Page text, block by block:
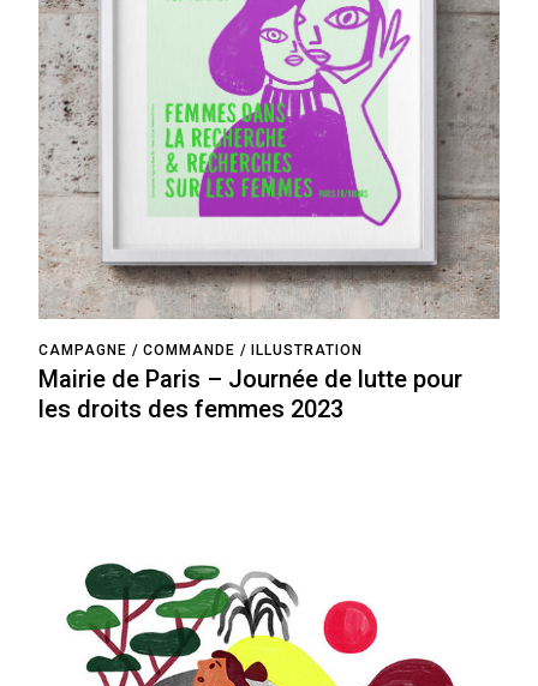
CAMPAGNE COMMANDE ILLUSTRATION
Mairie de Paris – Journée de lutte pour
les droits des femmes 2023